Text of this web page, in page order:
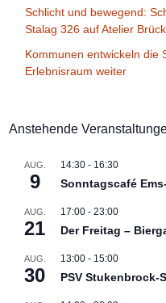
Schlicht und bewegend:
Stalag 326 auf Atelier
Kommunen entwickeln die
Erlebnisraum weiter
Anstehende
AUG.
9
14:30 - 16:30
Sonntagscafé
AUG.
21
17:00 -23:00
Der Freitag –
AUG.
30
13:00 - 15:00
PSV Stukenbrock-